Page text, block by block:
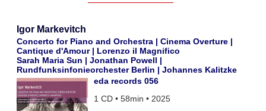
Igor Markevitch
Concerto for Piano and Orchestra | Cinema Overture |
Cantique d'Amour | Lorenzo il Magnifico
Sarah Maria Sun | Jonathan Powell |
Rundfunksinfonieorchester Berlin | Johannes Kalitzke
eda records 056
1 CD • 58min • 2025